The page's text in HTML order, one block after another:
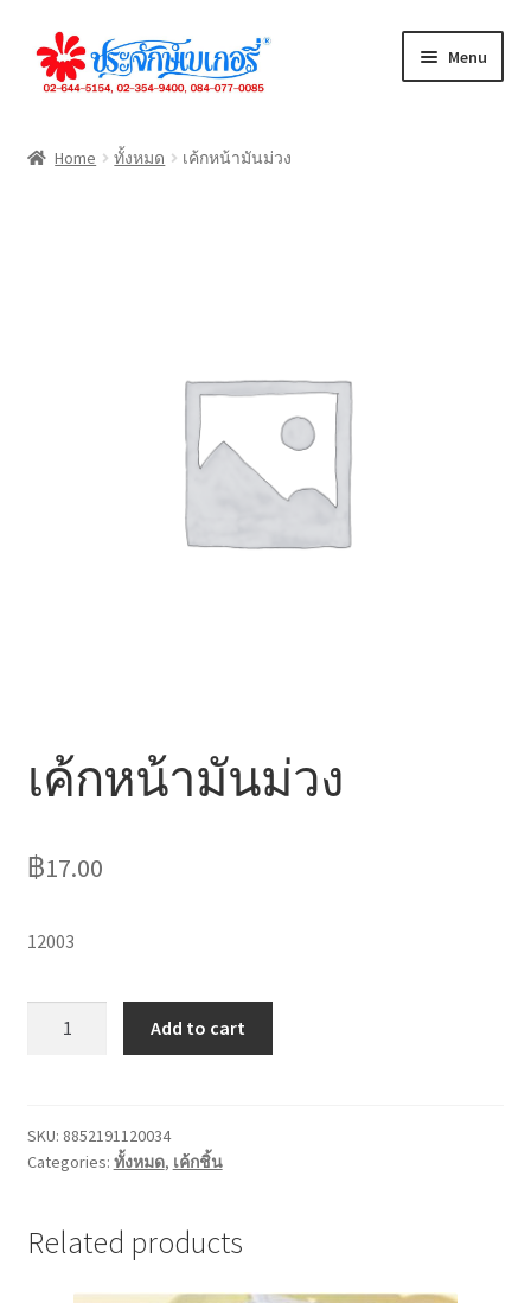
Skip
to
Skip
to
Menu
Home ทั้งหมด เค้กหน้ามันม่วง
เค้กหน้ามันม่วง
฿17.00
12003
quantity
Add to cart
SKU: 8852191120034
Categories: ทั้งหมด, เค้กชิ้น
Related products